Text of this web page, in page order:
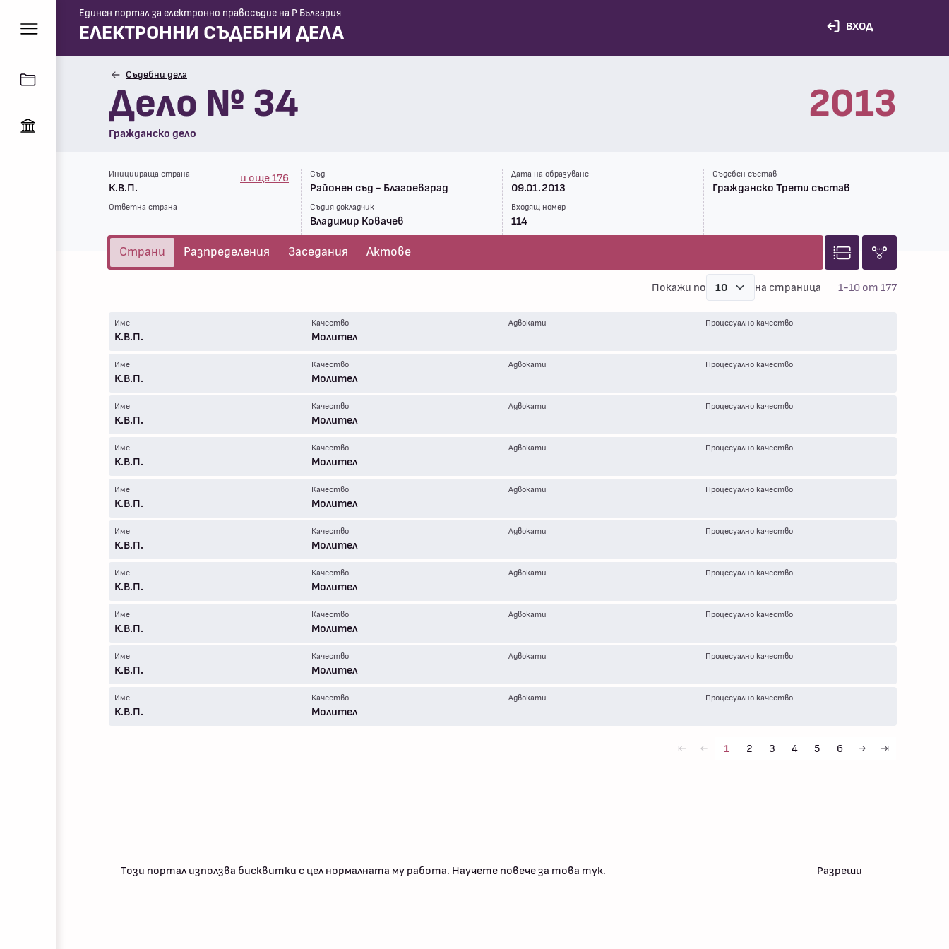
Единен портал за електронно правосъдие на Р България
ЕЛЕКТРОННИ СЪДЕБНИ ДЕЛА ВХОД
Съдебни дела
Дело № 34 2013
Гражданско дело
Инициираща страна
и още 176
К.В.П.
Ответна страна
Съд
Районен съд - Благоевград
Съдия докладчик
Владимир Ковачев
Дата на образуване
09.01.2013
Входящ номер
114
Съдебен състав
Гражданско Трети състав
Страни Разпределения Заседания Актове
Покажи по на страница 1-10 от 177
Име
К.В.П.
Качество
Молител
Адвокати Процесуално качество
Име
К.В.П.
Качество
Молител
Адвокати Процесуално качество
Име
К.В.П.
Качество
Молител
Адвокати Процесуално качество
Име
К.В.П.
Качество
Молител
Адвокати Процесуално качество
Име
К.В.П.
Качество
Молител
Адвокати Процесуално качество
Име
К.В.П.
Качество
Молител
Адвокати Процесуално качество
Име
К.В.П.
Качество
Молител
Адвокати Процесуално качество
Име
К.В.П.
Качество
Молител
Адвокати Процесуално качество
Име
К.В.П.
Качество
Молител
Адвокати Процесуално качество
Име
К.В.П.
Качество
Молител
Адвокати Процесуално качество
first first 1 2 3 4 5 6 nextlast
Този портал използва бисквитки с цел нормалната му работа. Научете повече за това тук. Разреши